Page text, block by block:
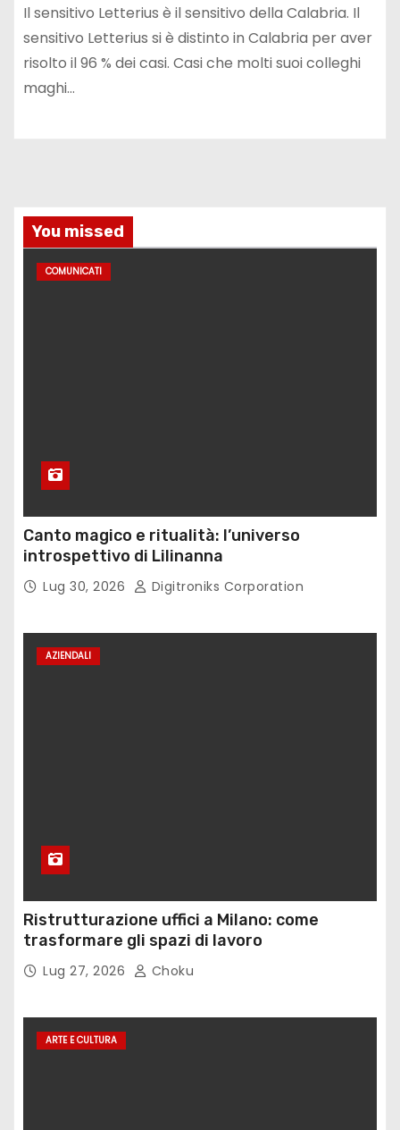
Il sensitivo Letterius è il sensitivo della Calabria. Il
sensitivo Letterius si è distinto in Calabria per aver
risolto il 96 % dei casi. Casi che molti suoi colleghi
maghi…
You missed
COMUNICATI
Canto magico e ritualità: l’universo
introspettivo di Lilinanna
Lug 30, 2026 Digitroniks Corporation
AZIENDALI
Ristrutturazione uffici a Milano: come
trasformare gli spazi di lavoro
Lug 27, 2026 Choku
ARTE E CULTURA